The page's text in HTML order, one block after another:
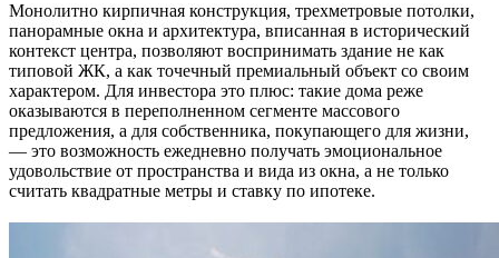
Монолитно кирпичная конструкция, трехметровые потолки,
панорамные окна и архитектура, вписанная в исторический
контекст центра, позволяют воспринимать здание не как
типовой ЖК, а как точечный премиальный объект со своим
характером. Для инвестора это плюс: такие дома реже
оказываются в переполненном сегменте массового
предложения, а для собственника, покупающего для жизни,
— это возможность ежедневно получать эмоциональное
удовольствие от пространства и вида из окна, а не только
считать квадратные метры и ставку по ипотеке.